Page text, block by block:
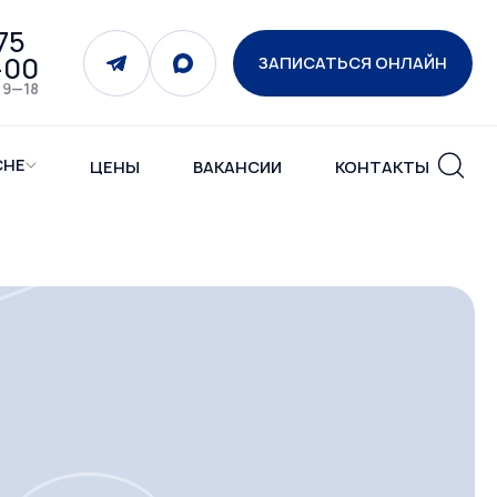
ЗАПИСАТЬСЯ ОНЛАЙН
ЦЕНЫ ВАКАНСИИ КОНТАКТЫ